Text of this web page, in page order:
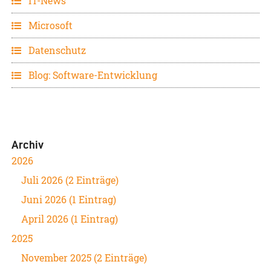
Microsoft
Datenschutz
Blog: Software-Entwicklung
Archiv
2026
Juli 2026 (2 Einträge)
Juni 2026 (1 Eintrag)
April 2026 (1 Eintrag)
2025
November 2025 (2 Einträge)